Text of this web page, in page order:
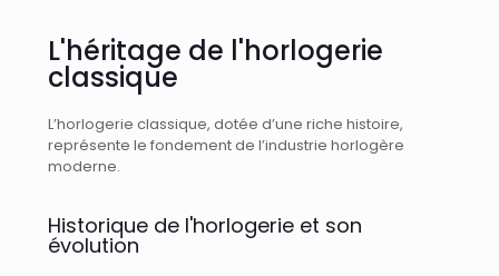
L'héritage de l'horlogerie
classique
L’horlogerie classique, dotée d’une riche histoire,
représente le fondement de l’industrie horlogère
moderne.
Historique de l'horlogerie et son
évolution